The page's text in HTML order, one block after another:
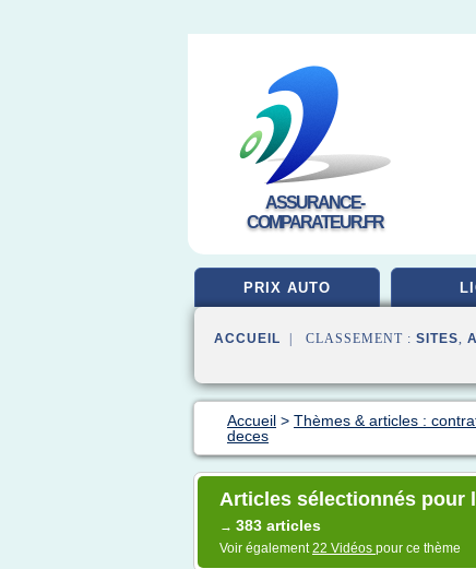
ASSURANCE-
COMPARATEUR.FR
PRIX AUTO
ACCUEIL | CLASSEMENT : SITES,
Accueil > Thèmes & articles :
deces
Articles sélectionnés pour
→ 383 articles
Voir également22 Vidéos pour ce thème